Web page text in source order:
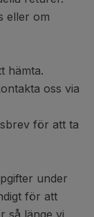
eller om
hämta.
oss via
för att ta
under
för att
så länge vi